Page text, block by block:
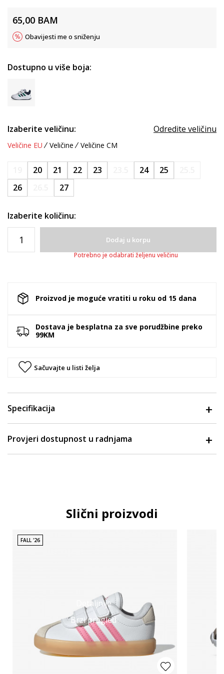
65,00 BAM
Obavijesti me o sniženju
Dostupno u više boja:
Izaberite veličinu: Odredite veličinu
Veličine EU Veličine Veličine CM
20 21 22 23 24 25
26
27
Izaberite količinu:
Dodaj u korpu
Potrebno je odabrati željenu veličinu
Proizvod je moguće vratiti u roku od 15 dana
Dostava je besplatna za sve porudžbine preko
99KM
Sačuvajte u listi želja
Specifikacija
Provjeri dostupnost u radnjama
Slični proizvodi
Detaljnije
Brzi pregled
FALL '26